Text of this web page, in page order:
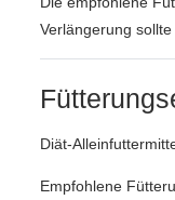
Verlängerung
Diät-
Empfohlene